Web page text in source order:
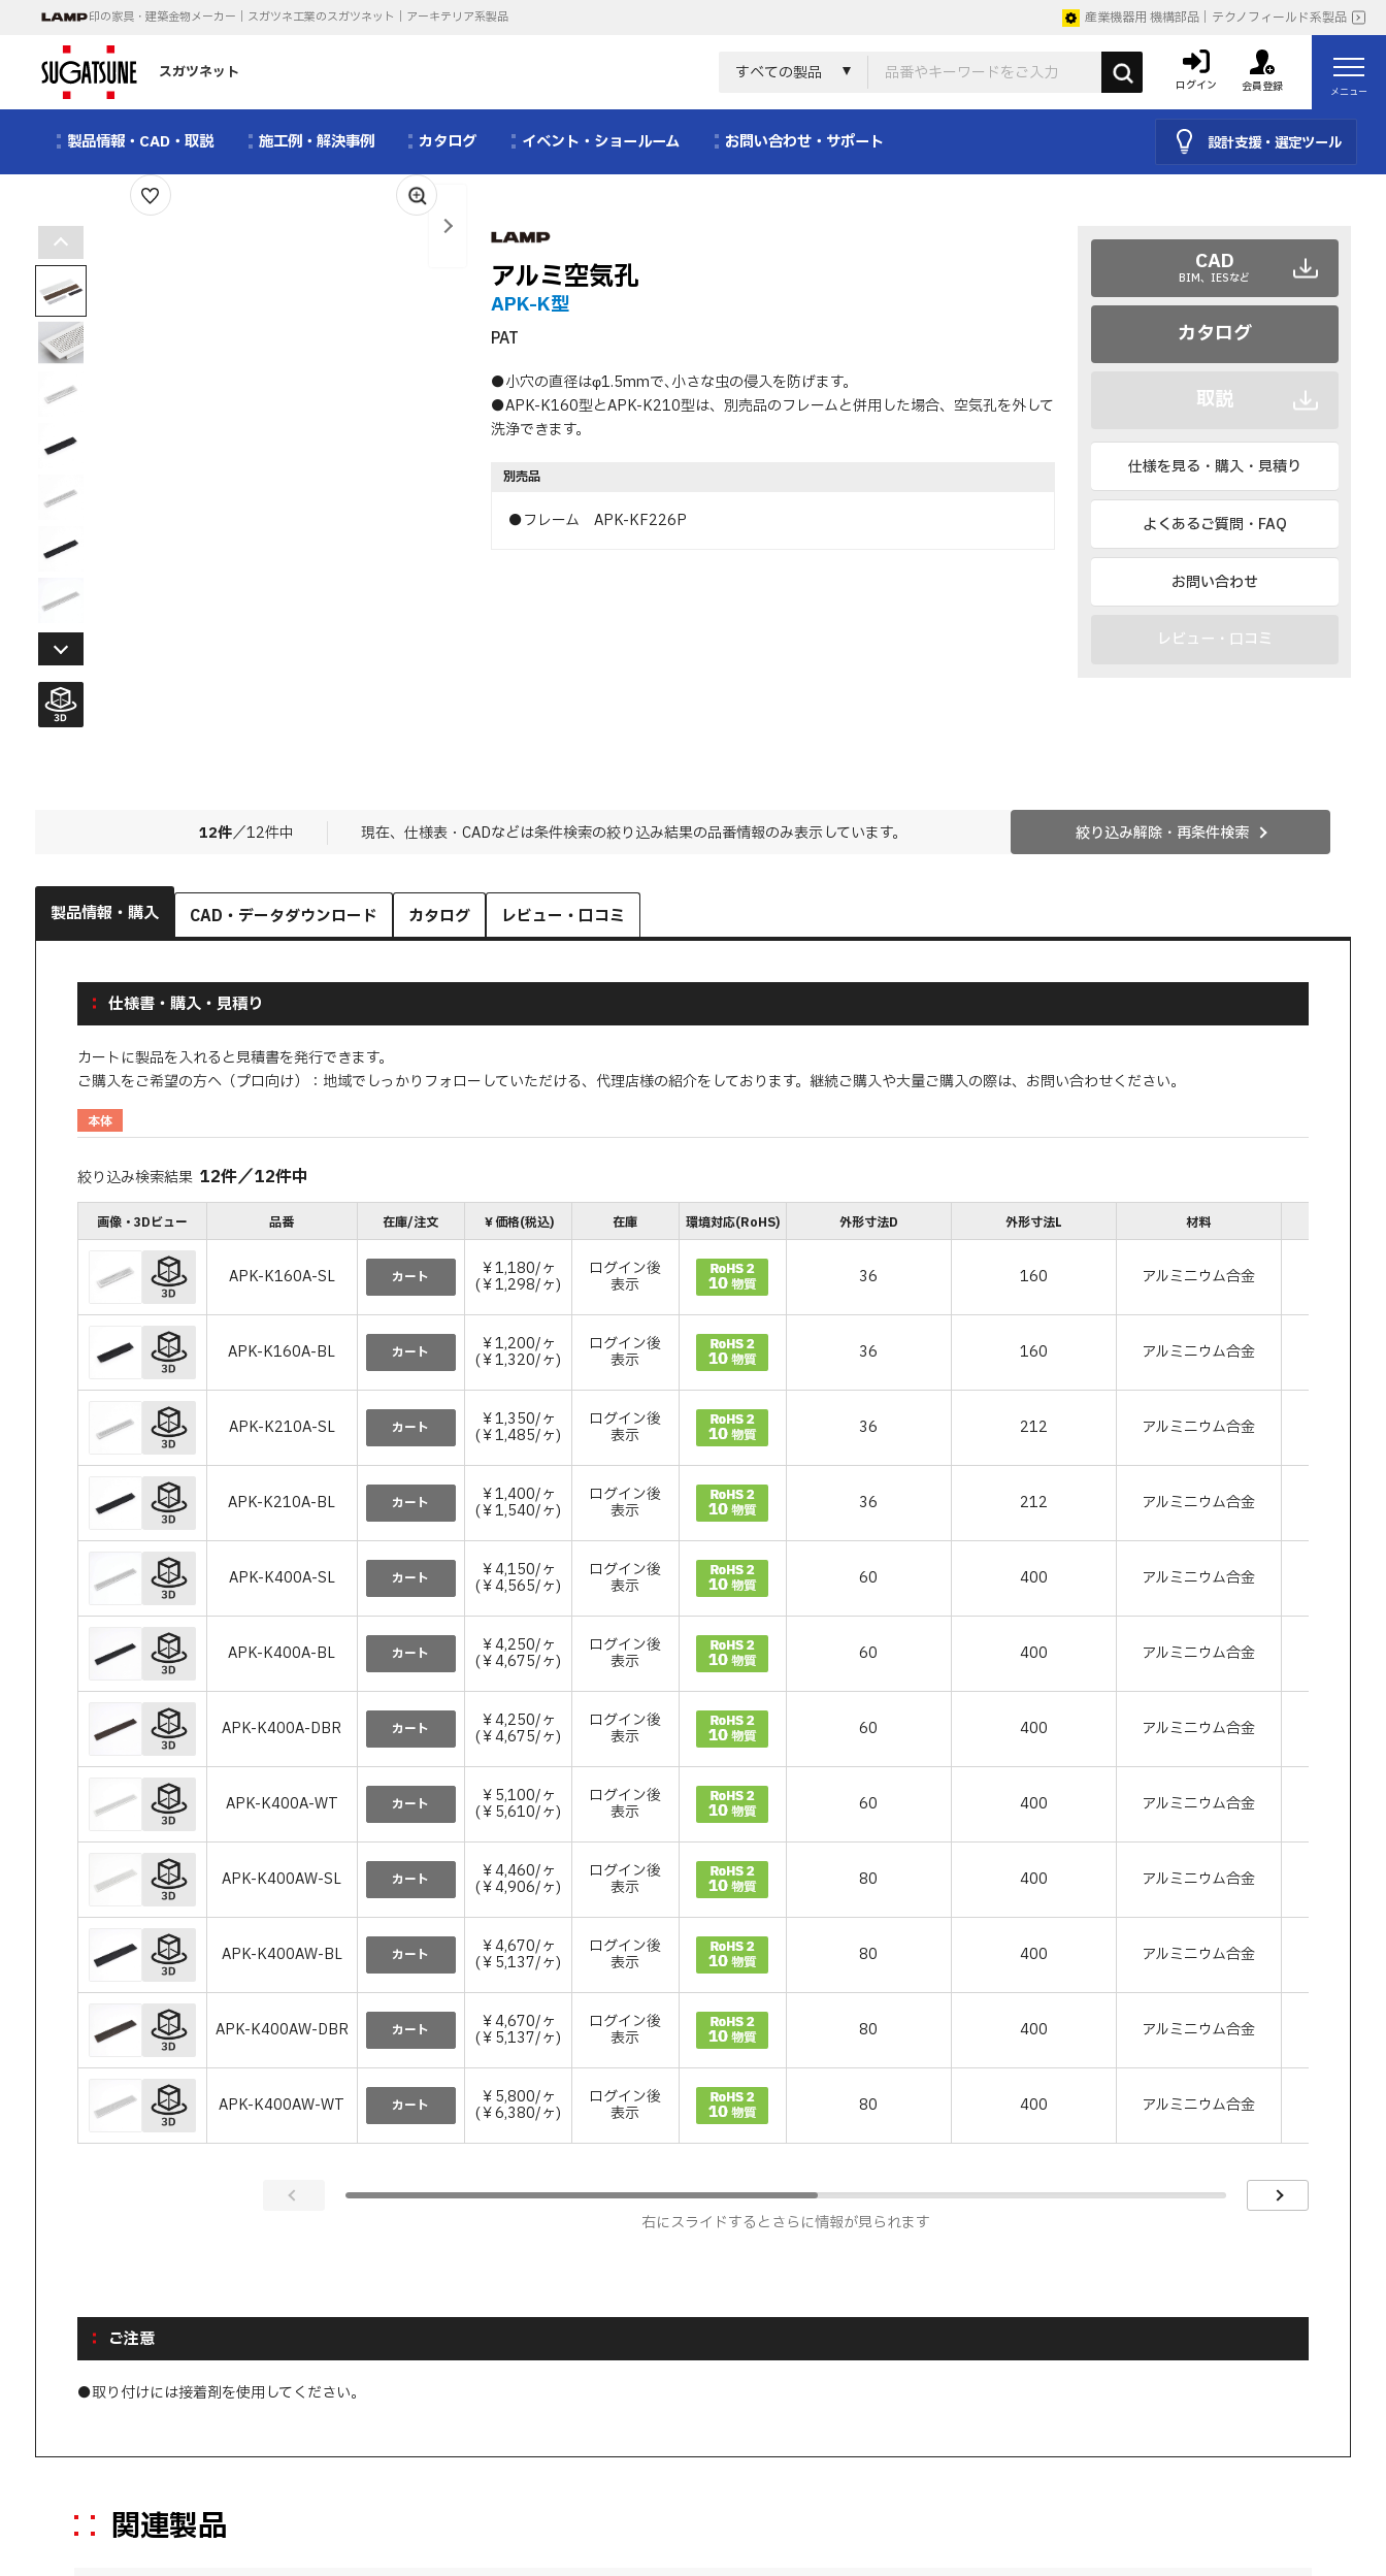
印の家具・建築金物メーカー｜スガツネ工業のスガツネット｜アーキテリア系製品 産業機器用 機構部品｜テクノフィールド系製品
スガツネット すべての製品
ログイン 会員登録 メニュー
製品情報・CAD・取説 施工例・解決事例 カタログ イベント・ショールーム お問い合わせ・サポート 設計支援・選定ツール
アルミ空気孔
APK-K型
PAT
●小穴の直径はφ1.5mmで､小さな虫の侵入を防げます。
●APK-K160型とAPK-K210型は、別売品のフレームと併用した場合、空気孔を外して
洗浄できます。
別売品
●フレーム APK-KF226P
CAD
BIM、IESなど
カタログ
取説
仕様を見る・購入・見積り
よくあるご質問・FAQ
お問い合わせ
レビュー・口コミ
12件／12件中 現在、仕様表・CADなどは条件検索の絞り込み結果の品番情報のみ表示しています。 絞り込み解除・再条件検索
製品情報・購入 CAD・データダウンロード カタログ レビュー・口コミ
仕様書・購入・見積り
カートに製品を入れると見積書を発行できます。
ご購入をご希望の方へ（プロ向け）：地域でしっかりフォローしていただける、代理店様の紹介をしております。継続ご購入や大量ご購入の際は、お問い合わせください。
本体
絞り込み検索結果 12件／12件中
画像・3Dビュー 品番 在庫/注文 ￥価格(税込) 在庫 環境対応(RoHS) 外形寸法D 外形寸法L 材料
APK-K160A-SL カート ￥1,180/ヶ
(￥1,298/ヶ)
ログイン後
表示 36 160 アルミニウム合金
APK-K160A-BL カート ￥1,200/ヶ
(￥1,320/ヶ)
ログイン後
表示 36 160 アルミニウム合金
APK-K210A-SL カート ￥1,350/ヶ
(￥1,485/ヶ)
ログイン後
表示 36 212 アルミニウム合金
APK-K210A-BL カート ￥1,400/ヶ
(￥1,540/ヶ)
ログイン後
表示 36 212 アルミニウム合金
APK-K400A-SL カート ￥4,150/ヶ
(￥4,565/ヶ)
ログイン後
表示 60 400 アルミニウム合金
APK-K400A-BL カート ￥4,250/ヶ
(￥4,675/ヶ)
ログイン後
表示 60 400 アルミニウム合金
APK-K400A-DBR カート ￥4,250/ヶ
(￥4,675/ヶ)
ログイン後
表示 60 400 アルミニウム合金
APK-K400A-WT カート ￥5,100/ヶ
(￥5,610/ヶ)
ログイン後
表示 60 400 アルミニウム合金
APK-K400AW-SL カート ￥4,460/ヶ
(￥4,906/ヶ)
ログイン後
表示 80 400 アルミニウム合金
APK-K400AW-BL カート ￥4,670/ヶ
(￥5,137/ヶ)
ログイン後
表示 80 400 アルミニウム合金
APK-K400AW-DBR カート ￥4,670/ヶ
(￥5,137/ヶ)
ログイン後
表示 80 400 アルミニウム合金
APK-K400AW-WT カート ￥5,800/ヶ
(￥6,380/ヶ)
ログイン後
表示 80 400 アルミニウム合金
右にスライドするとさらに情報が見られます
ご注意
●取り付けには接着剤を使用してください。
関連製品